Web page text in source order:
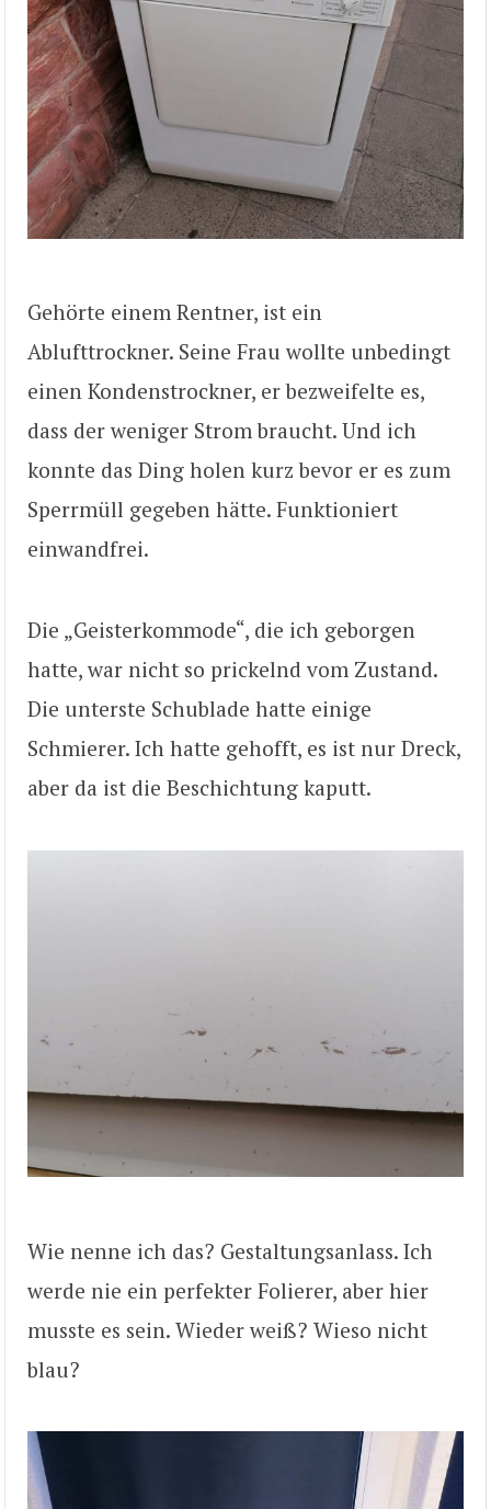
Gehörte einem Rentner, ist ein
Ablufttrockner. Seine Frau wollte unbedingt
einen Kondenstrockner, er bezweifelte es,
dass der weniger Strom braucht. Und ich
konnte das Ding holen kurz bevor er es zum
Sperrmüll gegeben hätte. Funktioniert
einwandfrei.
Die „Geisterkommode“, die ich geborgen
hatte, war nicht so prickelnd vom Zustand.
Die unterste Schublade hatte einige
Schmierer. Ich hatte gehofft, es ist nur Dreck,
aber da ist die Beschichtung kaputt.
Wie nenne ich das? Gestaltungsanlass. Ich
werde nie ein perfekter Folierer, aber hier
musste es sein. Wieder weiß? Wieso nicht
blau?